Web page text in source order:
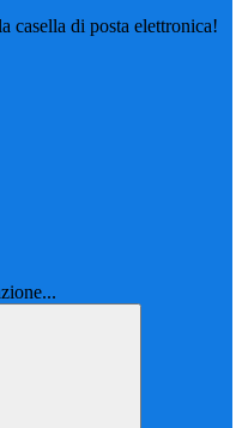
casella di posta elettronica!